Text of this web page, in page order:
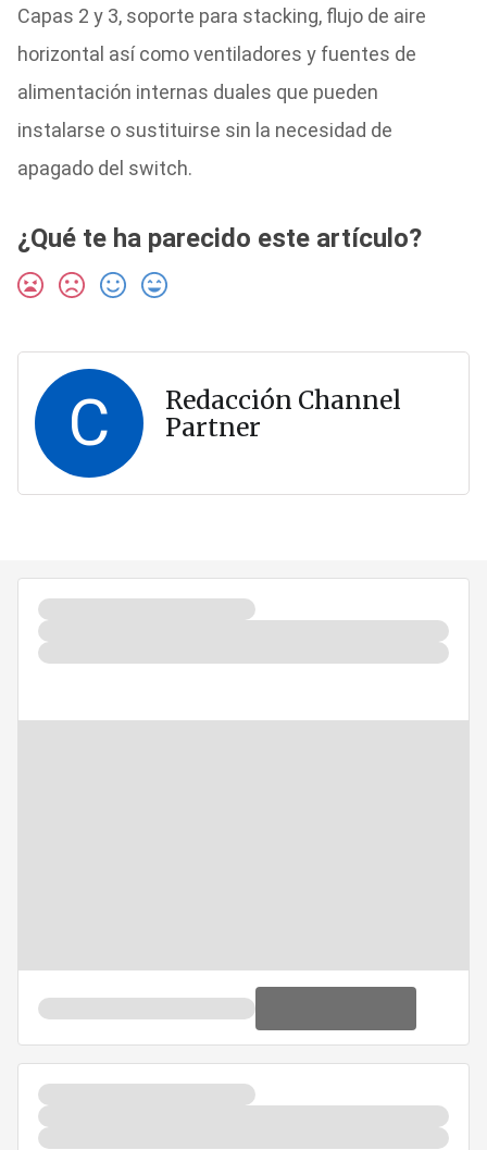
Capas 2 y 3, soporte para stacking, flujo de aire
horizontal así como ventiladores y fuentes de
alimentación internas duales que pueden
instalarse o sustituirse sin la necesidad de
apagado del switch.
¿Qué te ha parecido este artículo?
C
Redacción Channel
Partner